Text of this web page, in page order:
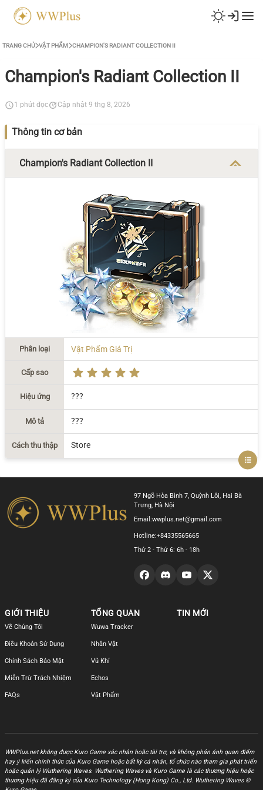
TRANG CHỦ VẬT PHẨM CHAMPION'S RADIANT COLLECTION II
Champion's Radiant Collection II
1 phút đọc Cập nhật 9 thg 8, 2026
Thông tin cơ bản
Champion's Radiant Collection II
Phân loại Vật Phẩm Giá Trị
Cấp sao
Hiệu ứng ???
Mô tả ???
Cách thu thập Store
97 Ngõ Hòa Bình 7, Quỳnh Lôi, Hai Bà
Trưng, Hà Nội
Email:wwplus.net@gmail.com
Hotline:+84335565665
Thứ 2 - Thứ 6: 6h - 18h
GIỚI THIỆU
Về Chúng Tôi
Điều Khoản Sử Dụng
Chính Sách Bảo Mật
Miễn Trừ Trách Nhiệm
FAQs
TỔNG QUAN
Wuwa Tracker
Nhân Vật
Vũ Khí
Echos
Vật Phẩm
TIN MỚI
WWPlus.net không được Kuro Game xác nhận hoặc tài trợ, và không phản ánh quan điểm
hay ý kiến chính thức của Kuro Game hoặc bất kỳ cá nhân, tổ chức nào tham gia phát triển
hoặc quản lý Wuthering Waves. Wuthering Waves và Kuro Game là các thương hiệu hoặc
thương hiệu đã đăng ký của Kuro Technology (Hong Kong) Co., Ltd. Wuthering Waves ©